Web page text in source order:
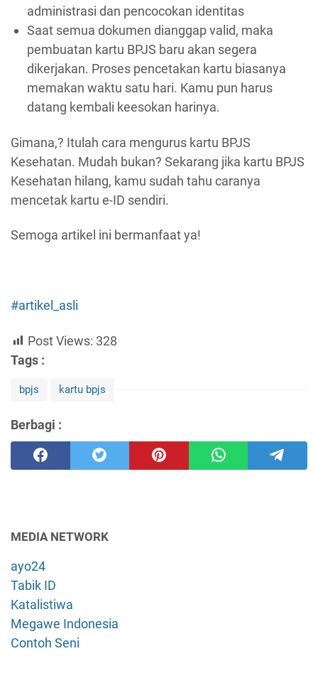
administrasi dan pencocokan identitas
Saat semua dokumen dianggap valid, maka
pembuatan kartu BPJS baru akan segera
dikerjakan. Proses pencetakan kartu biasanya
memakan waktu satu hari. Kamu pun harus
datang kembali keesokan harinya.
Gimana,? Itulah cara mengurus kartu BPJS
Kesehatan. Mudah bukan? Sekarang jika kartu BPJS
Kesehatan hilang, kamu sudah tahu caranya
mencetak kartu e-ID sendiri.
Semoga artikel ini bermanfaat ya!
#artikel_asli
Post Views: 328
Tags :
bpjs kartu bpjs
Berbagi :
MEDIA NETWORK
ayo24
Tabik ID
Katalistiwa
Megawe Indonesia
Contoh Seni